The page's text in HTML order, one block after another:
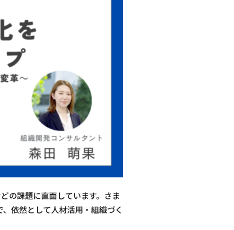
の課題に直面しています。さま
依然として人材活用・組織づく